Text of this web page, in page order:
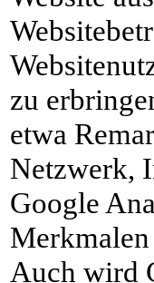
zu
etwa
Netzwerk,
Google
Merkmalen
Auch wird